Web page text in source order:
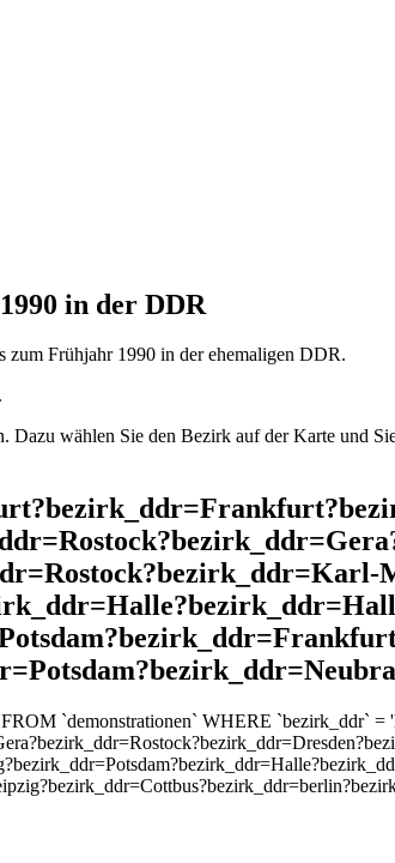
in der DDR
Frühjahr 1990 in der ehemaligen DDR.
.
wählen Sie den Bezirk auf der Karte und
`demonstrationen` WHERE `bezirk_ddr`